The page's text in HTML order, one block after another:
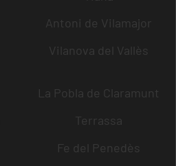
Antoni de Vilamajor
Vilanova del Vallès
La Pobla de Claramunt
Terrassa
Fe del Penedès